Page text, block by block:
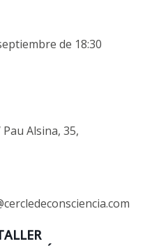
de 18:30
Alsina, 35,